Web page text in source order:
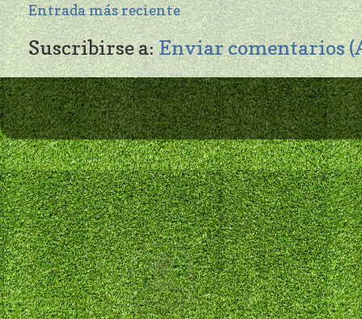
Entrada más reciente
Suscribirse a:Enviar comentarios